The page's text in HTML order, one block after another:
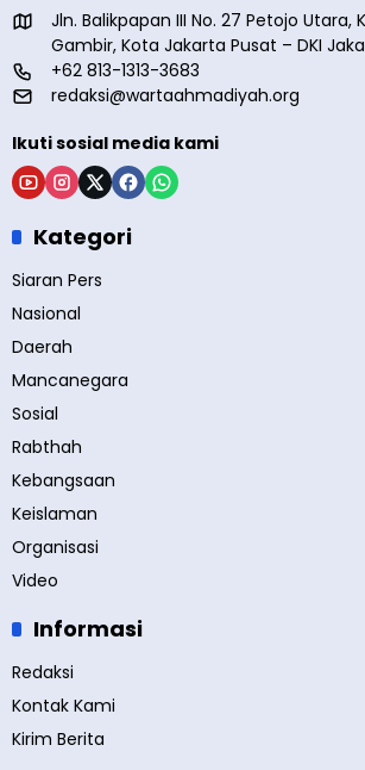
Jln. Balikpapan III No. 27 Petojo Utara,
Gambir, Kota Jakarta Pusat – DKI
+62 813-1313-3683
redaksi@wartaahmadiyah.org
Ikuti sosial media kami
Kategori
Siaran Pers
Nasional
Daerah
Mancanegara
Sosial
Rabthah
Kebangsaan
Keislaman
Organisasi
Video
Informasi
Redaksi
Kontak Kami
Kirim Berita